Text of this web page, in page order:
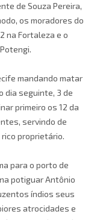
de Souza Pereira,
os moradores do
na Fortaleza e o
mandando matar
dia seguinte, 3 de
primeiro os 12 da
servindo de
rico proprietário.
para o porto de
potiguar Antônio
índios seus
atrocidades e